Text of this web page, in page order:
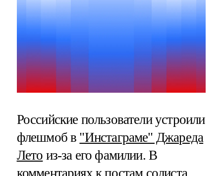
Российские пользователи устроили
флешмоб в "Инстаграме" Джареда
Лето из-за его фамилии. В
комментариях к постам солиста